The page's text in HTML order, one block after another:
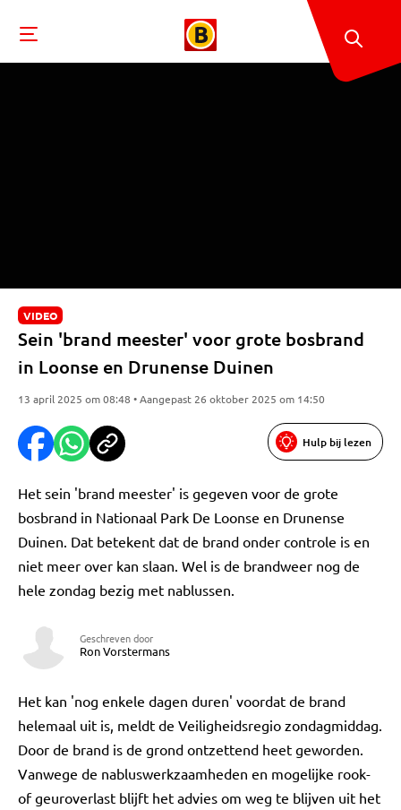
VIDEO
Sein 'brand meester' voor grote bosbrand
in Loonse en Drunense Duinen
13 april 2025 om 08:48 • Aangepast 26 oktober 2025 om 14:50
Hulp bij lezen
Het sein 'brand meester' is gegeven voor de grote
bosbrand in Nationaal Park De Loonse en Drunense
Duinen. Dat betekent dat de brand onder controle is en
niet meer over kan slaan. Wel is de brandweer nog de
hele zondag bezig met nablussen.
Geschreven door
Ron Vorstermans
Het kan 'nog enkele dagen duren' voordat de brand
helemaal uit is, meldt de Veiligheidsregio zondagmiddag.
Door de brand is de grond ontzettend heet geworden.
Vanwege de nabluswerkzaamheden en mogelijke rook-
of geuroverlast blijft het advies om weg te blijven uit het